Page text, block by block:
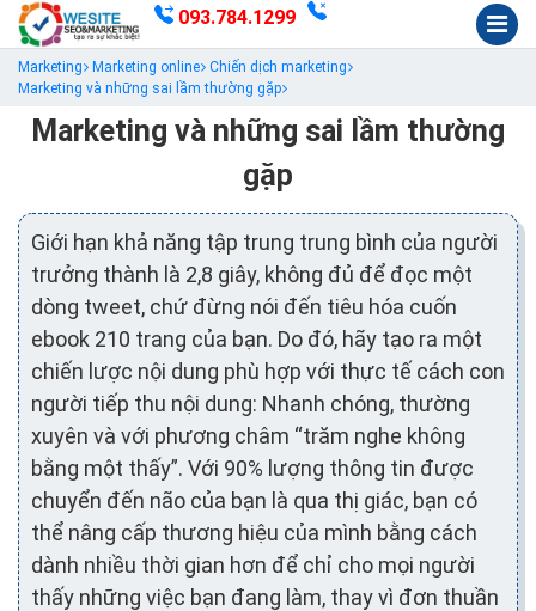
093.784.1299
Marketing Marketing online Chiến dịch marketing
Marketing và những sai lầm thường gặp
Marketing và những sai lầm thường
gặp
Giới hạn khả năng tập trung trung bình của người
trưởng thành là 2,8 giây, không đủ để đọc một
dòng tweet, chứ đừng nói đến tiêu hóa cuốn
ebook 210 trang của bạn. Do đó, hãy tạo ra một
chiến lược nội dung phù hợp với thực tế cách con
người tiếp thu nội dung: Nhanh chóng, thường
xuyên và với phương châm “trăm nghe không
bằng một thấy”. Với 90% lượng thông tin được
chuyển đến não của bạn là qua thị giác, bạn có
thể nâng cấp thương hiệu của mình bằng cách
dành nhiều thời gian hơn để chỉ cho mọi người
thấy những việc bạn đang làm, thay vì đơn thuần